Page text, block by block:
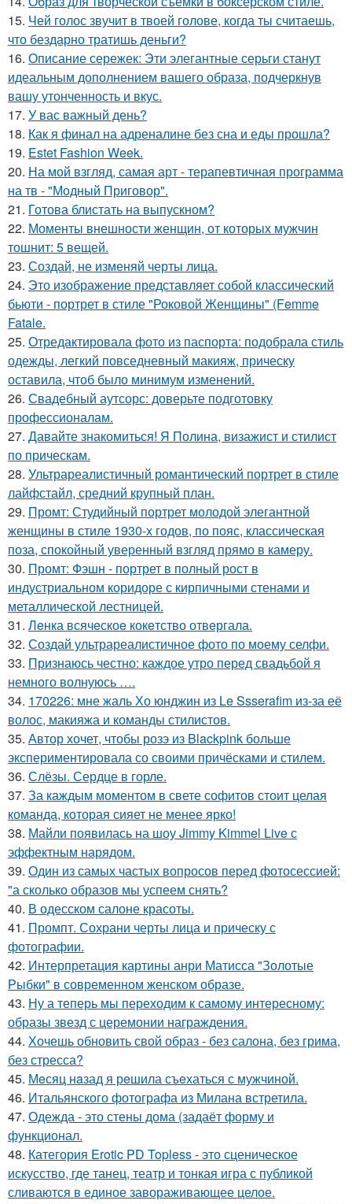
15. Чей голос звучит в твоей голове, когда ты считаешь,
что бездарно тратишь деньги?
16. Описание сережек: Эти элегантные серьги станут
идеальным дополнением вашего образа, подчеркнув
вашу утонченность и вкус.
17. У вас важный день?
18. Как я финал на адреналине без сна и еды прошла?
19. Estet Fashion Week.
20. На мой взгляд, самая арт - терапевтичная программа
на тв - "Модный Приговор".
21. Готова блистать на выпускном?
22. Моменты внешности женщин, от которых мужчин
тошнит: 5 вещей.
23. Создай, не изменяй черты лица.
24. Это изображение представляет собой классический
бьюти - портрет в стиле "Роковой Женщины" (Femme
Fatale.
25. Отредактировала фото из паспорта: подобрала стиль
одежды, легкий повседневный макияж, прическу
оставила, чтоб было минимум изменений.
26. Свадебный аутсорс: доверьте подготовку
профессионалам.
27. Давайте знакомиться! Я Полина, визажист и стилист
по прическам.
28. Ультрареалистичный романтический портрет в стиле
лайфстайл, средний крупный план.
29. Промт: Студийный портрет молодой элегантной
женщины в стиле 1930-х годов, по пояс, классическая
поза, спокойный уверенный взгляд прямо в камеру.
30. Промт: Фэшн - портрет в полный рост в
индустриальном коридоре с кирпичными стенами и
металлической лестницей.
31. Лeнка всячeскоe кокeтство отвeргала.
32. Создай ультрареалистичное фото по моему селфи.
33. Признаюсь честно: каждое утро перед свадьбой я
немного волнуюсь ….
34. 170226: мне жаль Хо юнджин из Le Ssserafim из-за её
волос, макияжа и команды стилистов.
35. Автор хочет, чтобы розэ из Blackpink больше
экспериментировала со своими причёсками и стилем.
36. Слёзы. Сердце в горле.
37. За каждым моментом в свете софитов стоит целая
команда, которая сияет не менее ярко!
38. Майли появилась на шоу Jimmy Kimmel Live с
эффектным нарядом.
39. Один из самых частых вопросов перед фотосессией:
"а сколько образов мы успеем снять?
40. В одесском салоне красоты.
41. Промпт. Сохрани черты лица и прическу с
фотографии.
42. Интерпретация картины анри Матисса "Золотые
Рыбки" в современном женском образе.
43. Ну а теперь мы переходим к самому интересному:
образы звезд с церемонии награждения.
44. Хочешь обновить свой образ - без салона, без грима,
без стресса?
45. Мeсяц нaзад я рeшила съeхаться с мужчиной.
46. Итальянского фотографа из Милана встретила.
47. Одежда - это стены дома (задаёт форму и
функционал.
48. Категория Erotic PD Topless - это сценическое
искусство, где танец, театр и тонкая игра с публикой
сливаются в единое завораживающее целое.